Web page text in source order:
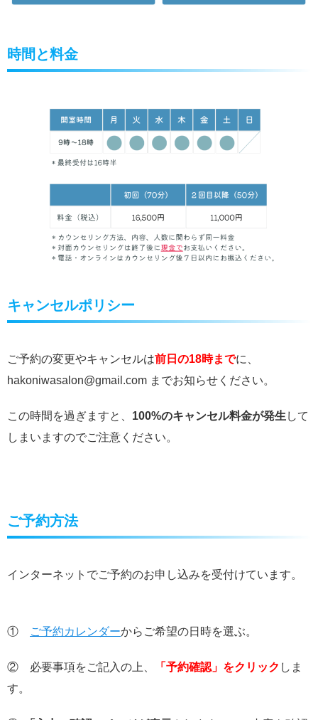
時間と料金
キャンセルポリシー
ご予約の変更やキャンセルは前日の18時までに、
hakoniwasalon@gmail.com までお知らせください。
この時間を過ぎますと、 100%のキャンセル料金が発生 して
しまいますのでご注意ください。
ご予約方法
インターネットでご予約のお申し込みを受付けています。
① ご予約カレンダーからご希望の日時を選ぶ。
② 必要事項をご記入の上、 「予約確認」をクリック しま
す。